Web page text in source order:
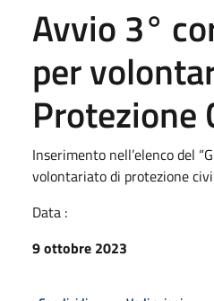
Avvio 3°
per
Protezione
Inserimento nell’elenco del
volontariato di protezione
Data :
9 ottobre 2023